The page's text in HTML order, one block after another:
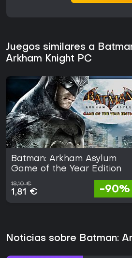
Juegos similares a
Arkham Knight PC
Batman: Arkham Asylum
Game of the Year Edition
18,10 €
1,81 € -90%
Noticias sobre Batman: